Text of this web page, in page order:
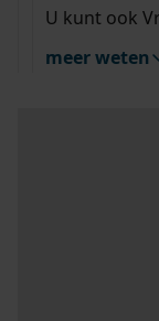
U kunt ook
meer weten